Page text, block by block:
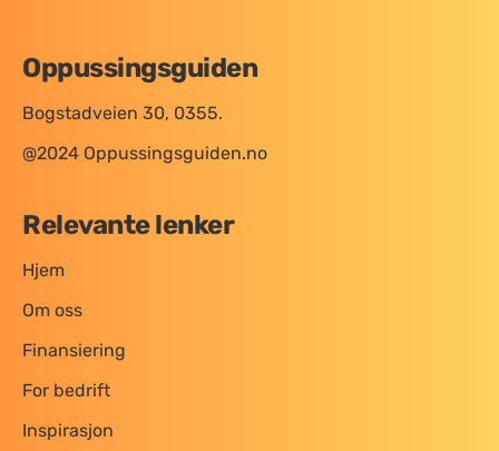
Oppussingsguiden
Bogstadveien 30, 0355.
@2024 Oppussingsguiden.no
Relevante lenker
Hjem
Om oss
Finansiering
For bedrift
Inspirasjon